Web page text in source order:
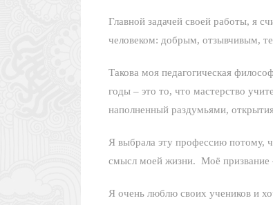
Главной задачей своей работы, я
человеком: добрым, отзывчивым,
Такова моя педагогическая
годы – это то, что мастерство
наполненный раздумьями,
Я выбрала эту профессию потому,
смысл моей жизни. Моё призвание
Я очень люблю своих учеников и